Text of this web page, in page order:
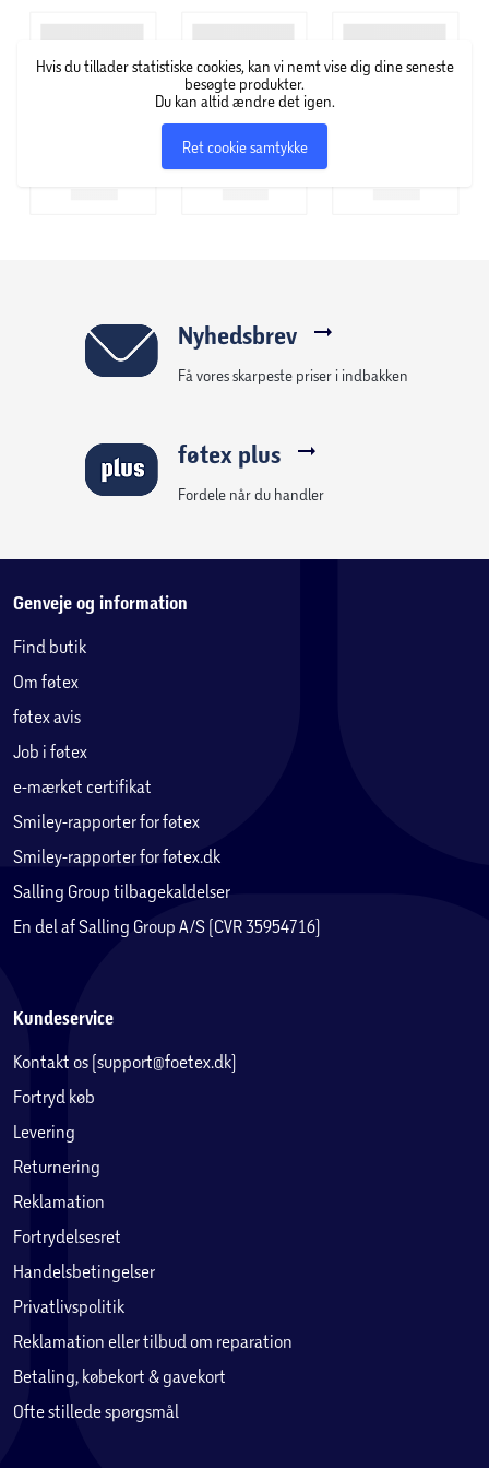
4 spiltilstande med lys. lyd og stemmekommandoer
Booster-target for ekstra point
Spil solo eller multiplayer
Hvis du tillader statistiske cookies, kan vi nemt vise dig dine seneste
besøgte produkter.
Du kan altid ændre det igen.
Ret cookie samtykke
Nyhedsbrev
Få vores skarpeste priser i indbakken
føtex plus
Fordele når du handler
Genveje og information
Find butik
Om føtex
føtex avis
Job i føtex
e-mærket certifikat
Smiley-rapporter for føtex
Smiley-rapporter for føtex.dk
Salling Group tilbagekaldelser
En del af Salling Group A/S (CVR 35954716)
Kundeservice
Kontakt os (support@foetex.dk)
Fortryd køb
Levering
Returnering
Reklamation
Fortrydelsesret
Handelsbetingelser
Privatlivspolitik
Reklamation eller tilbud om reparation
Betaling, købekort & gavekort
Ofte stillede spørgsmål